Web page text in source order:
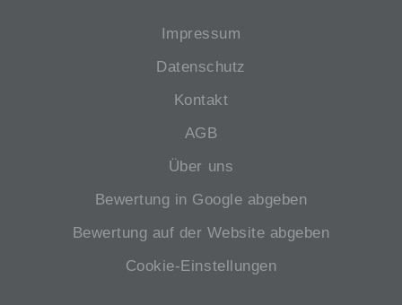
Impressum
Datenschutz
Kontakt
AGB
Über uns
Bewertung in Google abgeben
Bewertung auf der Website abgeben
Cookie-Einstellungen